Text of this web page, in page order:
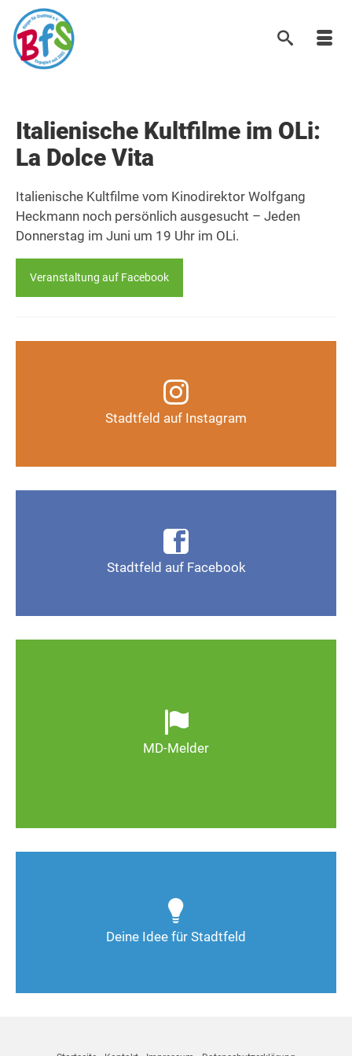
Italienische Kultfilme im OLi:
La Dolce Vita
Italienische Kultfilme vom Kinodirektor Wolfgang
Heckmann noch persönlich ausgesucht – Jeden
Donnerstag im Juni um 19 Uhr im OLi.
Veranstaltung auf Facebook
Stadtfeld auf Instagram
Instagram-Kanal
Auf Instagram folgen
Stadtfeld auf Facebook
Seite Magdeburg-Stadtfeld
MD-Melder
wild entsorgter Müll. Melden Sie Mängel, damit
Magdeburg schöner und lebenswerter wird.
Deine Idee für Stadtfeld
Deine Ideen sind gefragt!